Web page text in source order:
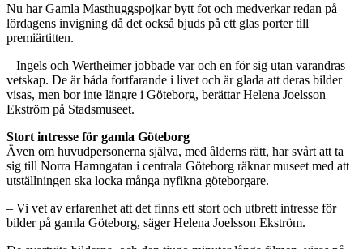
Nu har Gamla Masthuggspojkar bytt fot och medverkar redan på
lördagens invigning då det också bjuds på ett glas porter till
premiärtitten.
– Ingels och Wertheimer jobbade var och en för sig utan varandras
vetskap. De är båda fortfarande i livet och är glada att deras bilder
visas, men bor inte längre i Göteborg, berättar Helena Joelsson
Ekström på Stadsmuseet.
Stort intresse för gamla Göteborg
Även om huvudpersonerna själva, med ålderns rätt, har svårt att ta
sig till Norra Hamngatan i centrala Göteborg räknar museet med att
utställningen ska locka många nyfikna göteborgare.
– Vi vet av erfarenhet att det finns ett stort och utbrett intresse för
bilder på gamla Göteborg, säger Helena Joelsson Ekström.